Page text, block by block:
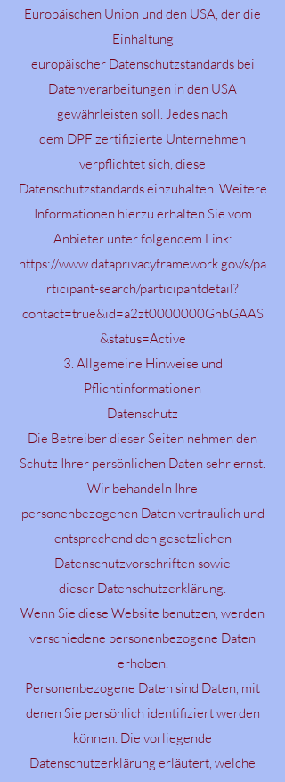
Europäischen Union und den USA, der die
Einhaltung
europäischer Datenschutzstandards bei
Datenverarbeitungen in den USA
gewährleisten soll. Jedes nach
dem DPF zertifizierte Unternehmen
verpflichtet sich, diese
Datenschutzstandards einzuhalten. Weitere
Informationen hierzu erhalten Sie vom
Anbieter unter folgendem Link:
https://www.dataprivacyframework.gov/s/pa
rticipant-search/participantdetail?
contact=true&id=a2zt0000000GnbGAAS
&status=Active
3. Allgemeine Hinweise und
Pflichtinformationen
Datenschutz
Die Betreiber dieser Seiten nehmen den
Schutz Ihrer persönlichen Daten sehr ernst.
Wir behandeln Ihre
personenbezogenen Daten vertraulich und
entsprechend den gesetzlichen
Datenschutzvorschriften sowie
dieser Datenschutzerklärung.
Wenn Sie diese Website benutzen, werden
verschiedene personenbezogene Daten
erhoben.
Personenbezogene Daten sind Daten, mit
denen Sie persönlich identifiziert werden
können. Die vorliegende
Datenschutzerklärung erläutert, welche